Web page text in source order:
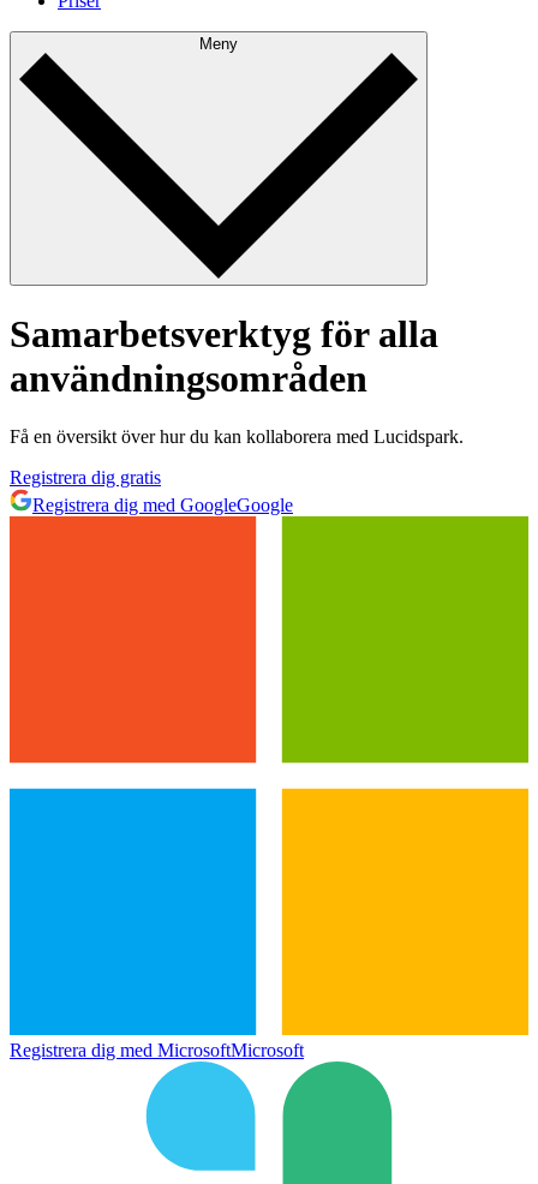
Meny
Samarbetsverktyg för alla
användningsområden
Få en översikt över hur du kan kollaborera med Lucidspark.
Registrera dig gratis
Registrera dig med GoogleGoogle
Registrera dig med MicrosoftMicrosoft